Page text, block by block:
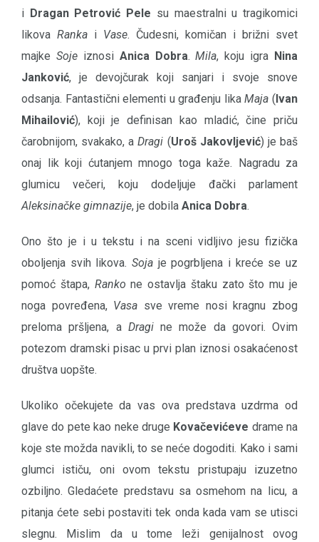
i Dragan Petrović Pele su maestralni u tragikomici
likova Ranka i Vase. Čudesni, komičan i brižni svet
majke Sojeiznosi Anica Dobra.Mila, koju igra Nina
Janković, je devojčurak koji sanjari i svoje snove
odsanja. Fantastični elementi u građenju likaMaja (Ivan
Mihailović), koji je definisan kao mladić, čine priču
čarobnijom, svakako, aDragi (Uroš Jakovljević) je baš
onaj lik koji ćutanjem mnogo toga kaže. Nagradu za
glumicu večeri, koju dodeljuje đački parlament
Aleksinačke gimnazije, je dobila Anica Dobra.
Ono što je i u tekstu i na sceni vidljivo jesu fizička
oboljenja svih likova. Soja je pogrbljena i kreće se uz
pomoć štapa, Ranko ne ostavlja štaku zato što mu je
noga povređena, Vasa sve vreme nosi kragnu zbog
preloma pršljena, a Dragine može da govori. Ovim
potezom dramski pisac u prvi plan iznosi osakaćenost
društva uopšte.
Ukoliko očekujete da vas ova predstava uzdrma od
glave do pete kao neke druge Kovačevićeve drame na
koje ste možda navikli, to se neće dogoditi. Kako i sami
glumci ističu, oni ovom tekstu pristupaju izuzetno
ozbiljno. Gledaćete predstavu sa osmehom na licu, a
pitanja ćete sebi postaviti tek onda kada vam se utisci
slegnu. Mislim da u tome leži genijalnost ovog